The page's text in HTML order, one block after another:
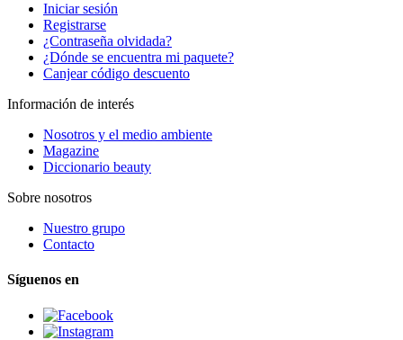
Iniciar sesión
Registrarse
¿Contraseña olvidada?
¿Dónde se encuentra mi paquete?
Canjear código descuento
Información de interés
Nosotros y el medio ambiente
Magazine
Diccionario beauty
Sobre nosotros
Nuestro grupo
Contacto
Síguenos en